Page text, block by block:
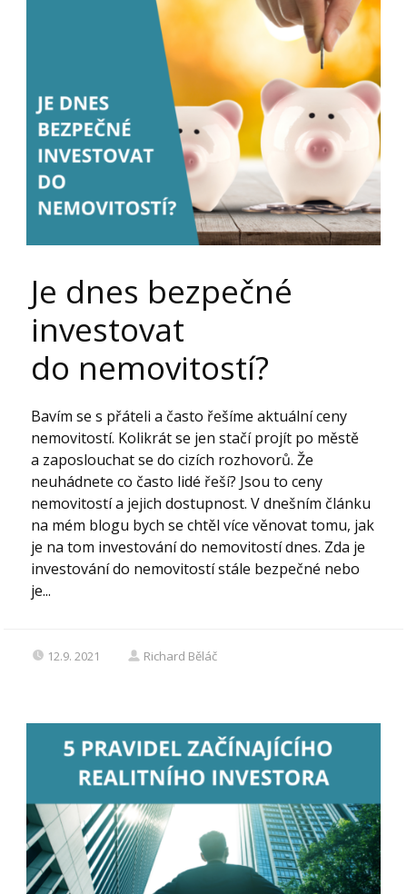
Je dnes bezpečné
investovat
do nemovitostí?
Bavím se s přáteli a často řešíme aktuální ceny
nemovitostí. Kolikrát se jen stačí projít po městě
a zaposlouchat se do cizích rozhovorů. Že
neuhádnete co často lidé řeší? Jsou to ceny
nemovitostí a jejich dostupnost. V dnešním článku
na mém blogu bych se chtěl více věnovat tomu, jak
je na tom investování do nemovitostí dnes. Zda je
investování do nemovitostí stále bezpečné nebo
je...
12.9. 2021 Richard Běláč